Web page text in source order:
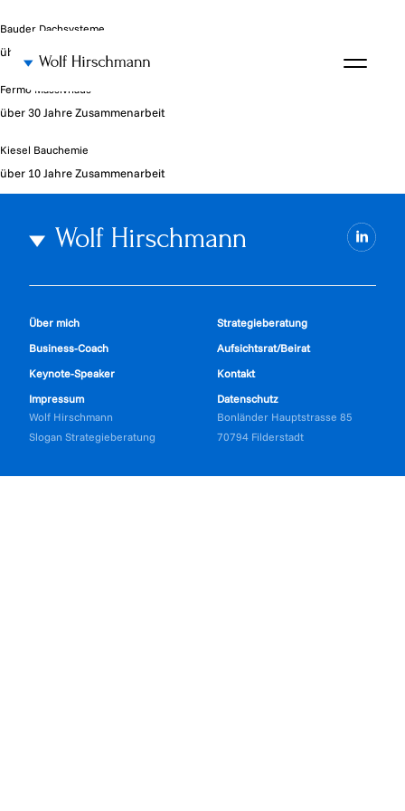
Bauder Dachsysteme
über 8 Jahre Zusammenarbeit
Fermo Massivhaus
über 30 Jahre Zusammenarbeit
Kiesel Bauchemie
über 10 Jahre Zusammenarbeit
Über mich
Strategieberatung
Business-Coach
Aufsichtsrat/Beirat
Keynote-Speaker
Kontakt
Impressum
Datenschutz
Wolf Hirschmann
Slogan Strategieberatung
Bonländer Hauptstrasse 85
70794 Filderstadt